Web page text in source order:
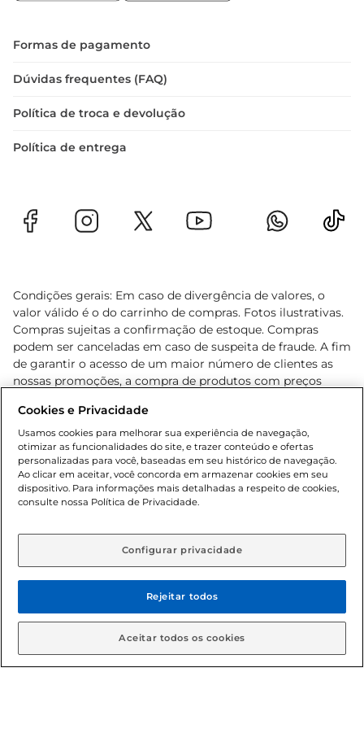
Formas de pagamento
Dúvidas frequentes (FAQ)
Política de troca e devolução
Política de entrega
Condições gerais: Em caso de divergência de valores, o
valor válido é o do carrinho de compras. Fotos ilustrativas.
Compras sujeitas a confirmação de estoque. Compras
podem ser canceladas em caso de suspeita de fraude. A fim
de garantir o acesso de um maior número de clientes as
nossas promoções, a compra de produtos com preços
cliente. Os preços, ofertas e condições são exclusivos para
o e-commerce e válidos durante o dia de hoje, podendo
sofrer alterações sem prévia notificação. Proibida a venda
de bebidas alcoólicas para menores de 18 anos, conforme
Lei n.º 8069/90, art. 81, inciso II (Estatuto da Criança e do
Adolescente). Preços e condições exclusivos para o
aviso prévio. O valor mínimo para as compras on-line é de
© 2026 Copyright. Todos os direitos
reservados Gbarbosa.
Cookies e Privacidade
Usamos cookies para melhorar sua experiência de navegação,
otimizar as funcionalidades do site, e trazer conteúdo e ofertas
personalizadas para você, baseadas em seu histórico de navegação.
Ao clicar em aceitar, você concorda em armazenar cookies em seu
dispositivo. Para informações mais detalhadas a respeito de cookies,
consulte nossa Política de Privacidade.
Configurar privacidade
Rejeitar todos
Aceitar todos os cookies